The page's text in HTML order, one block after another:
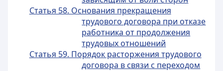
Статья 58. Основания прекращения
трудового договора при отказе
работника от продолжения
трудовых отношений
Статья 59. Порядок расторжения трудового
договора в связи с переходом